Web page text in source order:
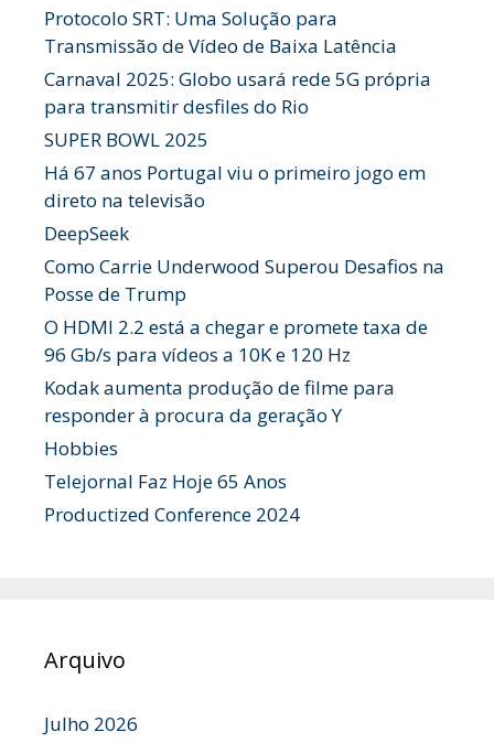
Protocolo SRT: Uma Solução para
Transmissão de Vídeo de Baixa Latência
Carnaval 2025: Globo usará rede 5G própria
para transmitir desfiles do Rio
SUPER BOWL 2025
Há 67 anos Portugal viu o primeiro jogo em
direto na televisão
DeepSeek
Como Carrie Underwood Superou Desafios na
Posse de Trump
O HDMI 2.2 está a chegar e promete taxa de
96 Gb/s para vídeos a 10K e 120 Hz
Kodak aumenta produção de filme para
responder à procura da geração Y
Hobbies
Telejornal Faz Hoje 65 Anos
Productized Conference 2024
Arquivo
Julho 2026